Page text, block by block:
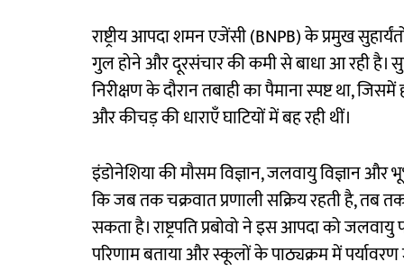
राष्ट्रीय आपदा शमन एजेंसी (BNPB) के प्रमुख
गुल होने और दूरसंचार की कमी से बाधा आ रही है।
निरीक्षण के दौरान तबाही का पैमाना स्पष्ट था,
और कीचड़ की धाराएँ घाटियों में बह रही थीं।
इंडोनेशिया की मौसम विज्ञान, जलवायु विज्ञान और
कि जब तक चक्रवात प्रणाली सक्रिय रहती है, तब
सकता है। राष्ट्रपति प्रबोवो ने इस आपदा को
परिणाम बताया और स्कूलों के पाठ्यक्रम में